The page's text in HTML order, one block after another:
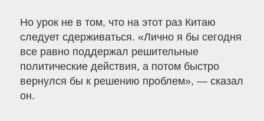
Но урок не в том, что на этот раз Китаю
следует сдерживаться. «Лично я бы сегодня
все равно поддержал решительные
политические действия, а потом быстро
вернулся бы к решению проблем», — сказал
он.